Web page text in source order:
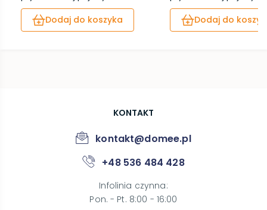
...
Dodaj do koszyka
...
Dodaj do
KONTAKT
kontakt@domee.pl
+48 536 484 428
Infolinia czynna:
Pon. - Pt. 8:00 - 16:00